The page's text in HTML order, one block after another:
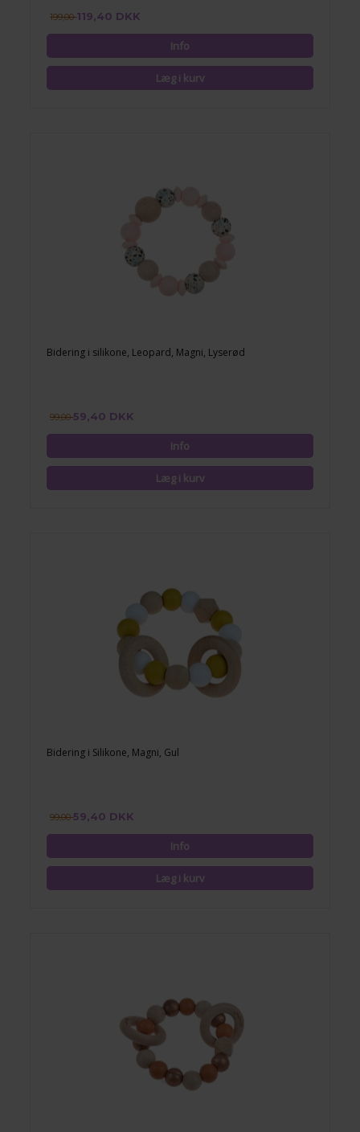
199,00119,40 DKK
Bidering i silikone, Leopard, Magni, Lyserød
99,0059,40 DKK
Bidering i Silikone, Magni, Gul
99,0059,40 DKK